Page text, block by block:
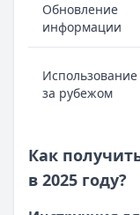
Обновление
информации
Использование
за рубежом
Как
в 2025 году?